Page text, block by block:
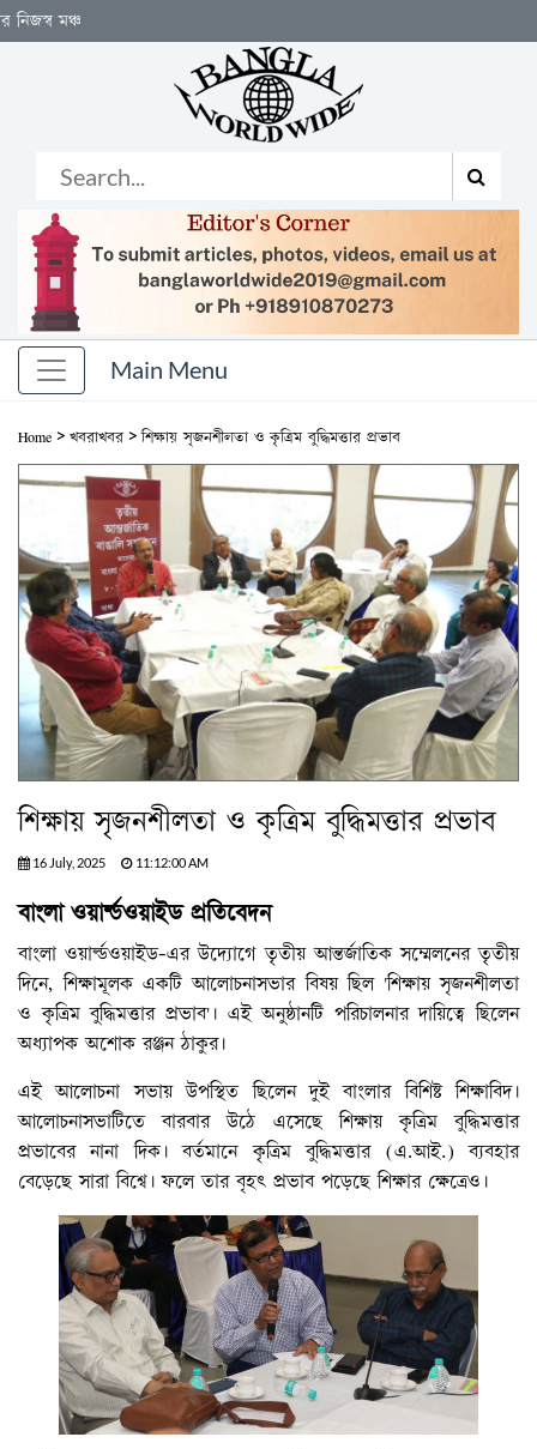
Home > খবরাখবর > শিক্ষায় সৃজনশীলতা ও কৃত্রিম বুদ্ধিমত্তার প্রভাব
শিক্ষায় সৃজনশীলতা ও কৃত্রিম বুদ্ধিমত্তার প্রভাব
16 July, 2025 11:12:00 AM
বাংলা ওয়ার্ল্ডওয়াইড প্রতিবেদন
বাংলা ওয়ার্ল্ডওয়াইড-এর উদ্যোগে তৃতীয় আন্তর্জাতিক সম্মেলনের তৃতীয়
দিনে, শিক্ষামূলক একটি আলোচনাসভার বিষয় ছিল 'শিক্ষায় সৃজনশীলতা
ও কৃত্রিম বুদ্ধিমত্তার প্রভাব'। এই অনুষ্ঠানটি পরিচালনার দায়িত্বে ছিলেন
অধ্যাপক অশোক রঞ্জন ঠাকুর।
এই আলোচনা সভায় উপস্থিত ছিলেন দুই বাংলার বিশিষ্ট শিক্ষাবিদ।
আলোচনাসভাটিতে বারবার উঠে এসেছে শিক্ষায় কৃত্রিম বুদ্ধিমত্তার
প্রভাবের নানা দিক। বর্তমানে কৃত্রিম বুদ্ধিমত্তার (এ.আই.) ব্যবহার
বেড়েছে সারা বিশ্বে। ফলে তার বৃহৎ প্রভাব পড়েছে শিক্ষার ক্ষেত্রেও।